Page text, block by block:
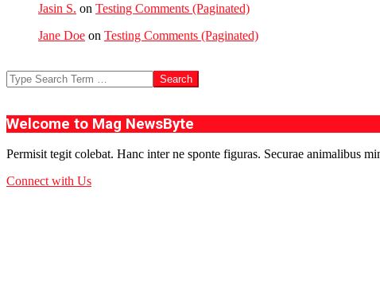
Jasin S. on Testing Comments (Paginated)
Jane Doe on Testing Comments (Paginated)
Search
Welcome to Mag NewsByte
Permisit tegit colebat. Hanc inter ne sponte figuras. Securae animalibus
Connect with Us